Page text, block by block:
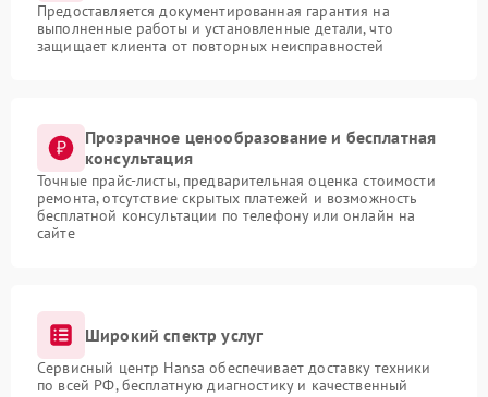
Предоставляется документированная гарантия на
выполненные работы и установленные детали, что
защищает клиента от повторных неисправностей
Прозрачное ценообразование и бесплатная
консультация
Точные прайс-листы, предварительная оценка стоимости
ремонта, отсутствие скрытых платежей и возможность
бесплатной консультации по телефону или онлайн на
сайте
Широкий спектр услуг
Сервисный центр Hansa обеспечивает доставку техники
по всей РФ, бесплатную диагностику и качественный